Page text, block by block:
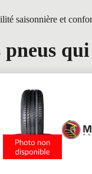
saisonnière et
pneus